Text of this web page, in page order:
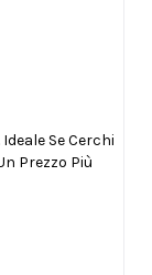
Se Cerchi
Prezzo Più